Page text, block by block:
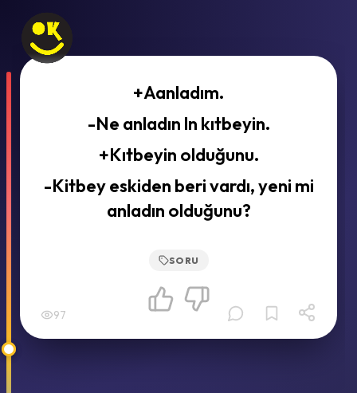
+Aanladım.
-Ne anladın ln kıtbeyin.
+Kıtbeyin olduğunu.
-Kitbey eskiden beri vardı, yeni mi
anladın olduğunu?
SORU
97